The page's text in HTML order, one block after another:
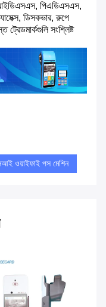
পিএডিএসএস,
ডিসকভার, রুপে
ট্রেডমার্কগুলি সংশ্লিষ্ট
ওয়াইফাই পস মেশিন